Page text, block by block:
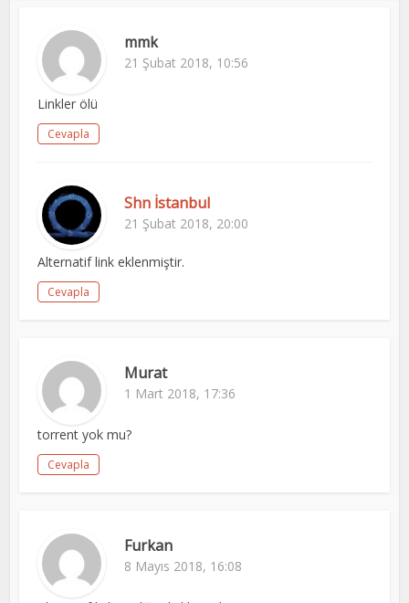
mmk
21 Şubat 2018, 10:56
Linkler ölü
Cevapla
Shn İstanbul
21 Şubat 2018, 20:00
Alternatif link eklenmiştir.
Cevapla
Murat
1 Mart 2018, 17:36
torrent yok mu?
Cevapla
Furkan
8 Mayıs 2018, 16:08